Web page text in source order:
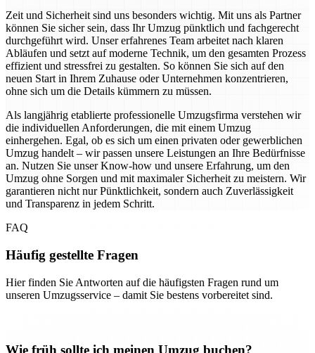
Zeit und Sicherheit sind uns besonders wichtig. Mit uns als Partner
können Sie sicher sein, dass Ihr Umzug pünktlich und fachgerecht
durchgeführt wird. Unser erfahrenes Team arbeitet nach klaren
Abläufen und setzt auf moderne Technik, um den gesamten Prozess
effizient und stressfrei zu gestalten. So können Sie sich auf den
neuen Start in Ihrem Zuhause oder Unternehmen konzentrieren,
ohne sich um die Details kümmern zu müssen.
Als langjährig etablierte professionelle Umzugsfirma verstehen wir
die individuellen Anforderungen, die mit einem Umzug
einhergehen. Egal, ob es sich um einen privaten oder gewerblichen
Umzug handelt – wir passen unsere Leistungen an Ihre Bedürfnisse
an. Nutzen Sie unser Know-how und unsere Erfahrung, um den
Umzug ohne Sorgen und mit maximaler Sicherheit zu meistern. Wir
garantieren nicht nur Pünktlichkeit, sondern auch Zuverlässigkeit
und Transparenz in jedem Schritt.
FAQ
Häufig gestellte Fragen
Hier finden Sie Antworten auf die häufigsten Fragen rund um
unseren Umzugsservice – damit Sie bestens vorbereitet sind.
Wie früh sollte ich meinen Umzug buchen?